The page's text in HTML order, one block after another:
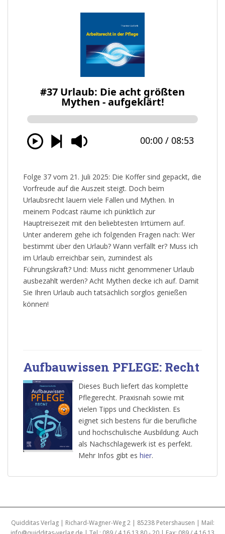
Folge 37 vom 21. Juli 2025: Die Koffer sind gepackt, die
Vorfreude auf die Auszeit steigt. Doch beim
Urlaubsrecht lauern viele Fallen und Mythen. In
meinem Podcast räume ich pünktlich zur
Hauptreisezeit mit den beliebtesten Irrtümern auf.
Unter anderem gehe ich folgenden Fragen nach: Wer
bestimmt über den Urlaub? Wann verfällt er? Muss ich
im Urlaub erreichbar sein, zumindest als
Führungskraft? Und: Muss nicht genommener Urlaub
ausbezahlt werden? Acht Mythen decke ich auf. Damit
Sie Ihren Urlaub auch tatsächlich sorglos genießen
können!
Aufbauwissen PFLEGE: Recht
Dieses Buch liefert das komplette
Pflegerecht. Praxisnah sowie mit
vielen Tipps und Checklisten. Es
eignet sich bestens für die berufliche
und hochschulische Ausbildung. Auch
als Nachschlagewerk ist es perfekt.
Mehr Infos gibt es hier.
Quidditas Verlag | Richard-Wagner-Weg 2 | 85238 Petershausen | Mail: